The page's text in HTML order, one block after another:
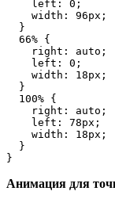
    left: 0;
    width: 96px;
  }
  66% {
    right: auto;
    left: 0;
    width: 18px;
  }
  100% {
    right: auto;
    left: 78px;
    width: 18px;
  }
}
Анимация для